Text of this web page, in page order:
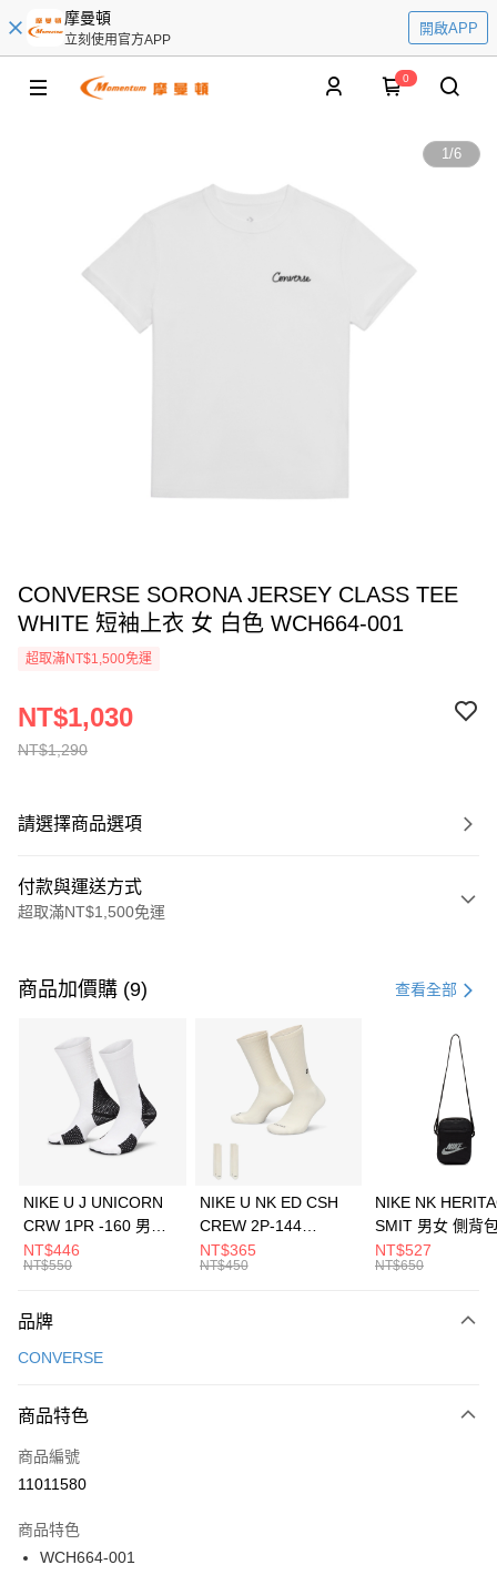
摩曼頓
立刻使用官方APP
開啟APP
0
1/6
CONVERSE SORONA JERSEY CLASS TEE
WHITE 短袖上衣 女 白色 WCH664-001
超取滿NT$1,500免運
NT$1,290
NT$1,030
請選擇商品選項
付款與運送方式
超取滿NT$1,500免運
信用卡一次付款
3 期 0 利率 每期 21家銀行
合作金庫商業銀行
第一商業銀行
華南商業銀行
彰化商業銀行
上海商業儲蓄銀行
元大商業銀行
台灣樂天信用卡公司
Apple Pay
全盈+PAY
AFTEE先享後付
【關於「AFTEE先享後付」】
便利好安心！
３．安心：先確認商品／服務後，再付款。
【「AFTEE先享後付」結帳流程】
１．於結帳方式選擇「AFTEE先享後付」後，將跳轉至「AFTEE先享後付」
２．訂單成立數日內，您將收到繳費通知簡訊。
３．收到繳費通知簡訊後14天內，點擊此簡訊中的連結，可透過四大超商／
ATM／網路銀行／等多元方式進行付款，方視為交易完成。
運送方式
每筆NT$100，滿NT$1,500(含以上)免運費
宅配
每筆NT$100，滿NT$1,500(含以上)免運費
付款後門市自取
每筆NT$100，滿NT$1,500(含以上)免運費
商品加價購 (9) 查看全部
NIKE U J UNICORN
CRW 1PR -160 男女
中統襪 FZ3393100
NT$446
NT$550
NIKE U NK ED CSH
CREW 2P-144
EMBRDY 男女 短統襪
FZ3073133
NT$365
NT$450
NIKE NK
SMIT 男女 側背
BA5871010
NT$527
NT$650
品牌
CONVERSE
商品特色
商品編號
11011580
商品特色
WCH664-001